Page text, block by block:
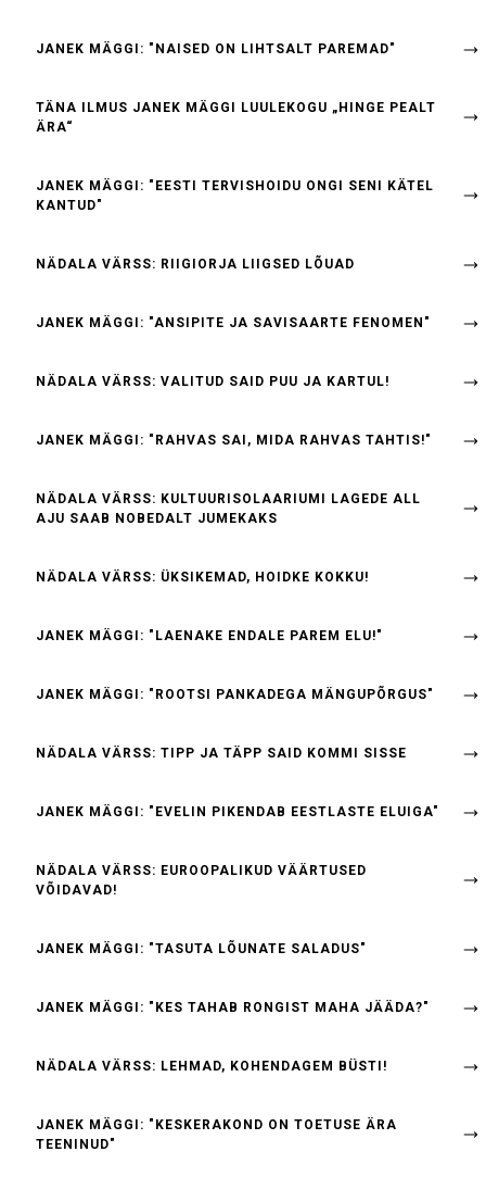
JANEK MÄGGI: "NAISED ON LIHTSALT PAREMAD"
TÄNA ILMUS JANEK MÄGGI LUULEKOGU „HINGE PEALT
ÄRA“
JANEK MÄGGI: "EESTI TERVISHOIDU ONGI SENI KÄTEL
KANTUD"
NÄDALA VÄRSS: RIIGIORJA LIIGSED LÕUAD
JANEK MÄGGI: "ANSIPITE JA SAVISAARTE FENOMEN"
NÄDALA VÄRSS: VALITUD SAID PUU JA KARTUL!
JANEK MÄGGI: "RAHVAS SAI, MIDA RAHVAS TAHTIS!"
NÄDALA VÄRSS: KULTUURISOLAARIUMI LAGEDE ALL
AJU SAAB NOBEDALT JUMEKAKS
NÄDALA VÄRSS: ÜKSIKEMAD, HOIDKE KOKKU!
JANEK MÄGGI: "LAENAKE ENDALE PAREM ELU!"
JANEK MÄGGI: "ROOTSI PANKADEGA MÄNGUPÕRGUS"
NÄDALA VÄRSS: TIPP JA TÄPP SAID KOMMI SISSE
JANEK MÄGGI: "EVELIN PIKENDAB EESTLASTE ELUIGA"
NÄDALA VÄRSS: EUROOPALIKUD VÄÄRTUSED
VÕIDAVAD!
JANEK MÄGGI: "TASUTA LÕUNATE SALADUS"
JANEK MÄGGI: "KES TAHAB RONGIST MAHA JÄÄDA?"
NÄDALA VÄRSS: LEHMAD, KOHENDAGEM BÜSTI!
JANEK MÄGGI: "KESKERAKOND ON TOETUSE ÄRA
TEENINUD"